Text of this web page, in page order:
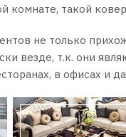
комнате, такой
не только
везде, т.к. они
в офисах и